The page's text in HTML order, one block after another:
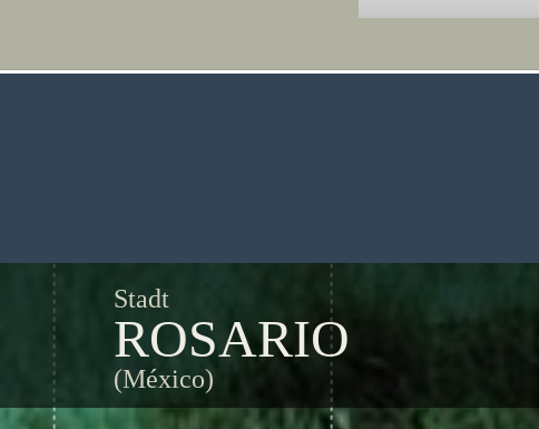
Stadt
ROSARIO
(México)